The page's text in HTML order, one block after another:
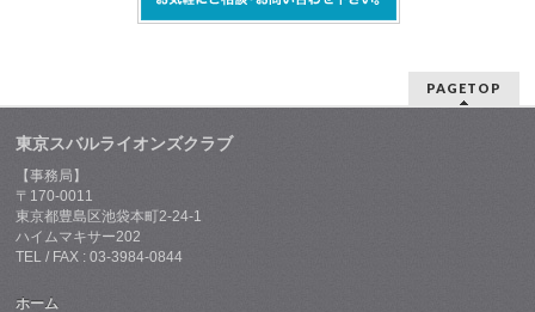
PAGETOP
東京スバルライオンズクラブ
【事務局】
〒170-0011
東京都豊島区池袋本町2-24-1
ハイムマキサー202
TEL / FAX : 03-3984-0844
ホーム